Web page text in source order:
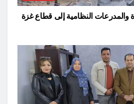
والمدرعات النظامية إلى قطاع غزة